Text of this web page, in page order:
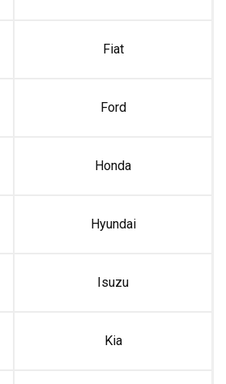
Fiat
Ford
Honda
Hyundai
Isuzu
Kia